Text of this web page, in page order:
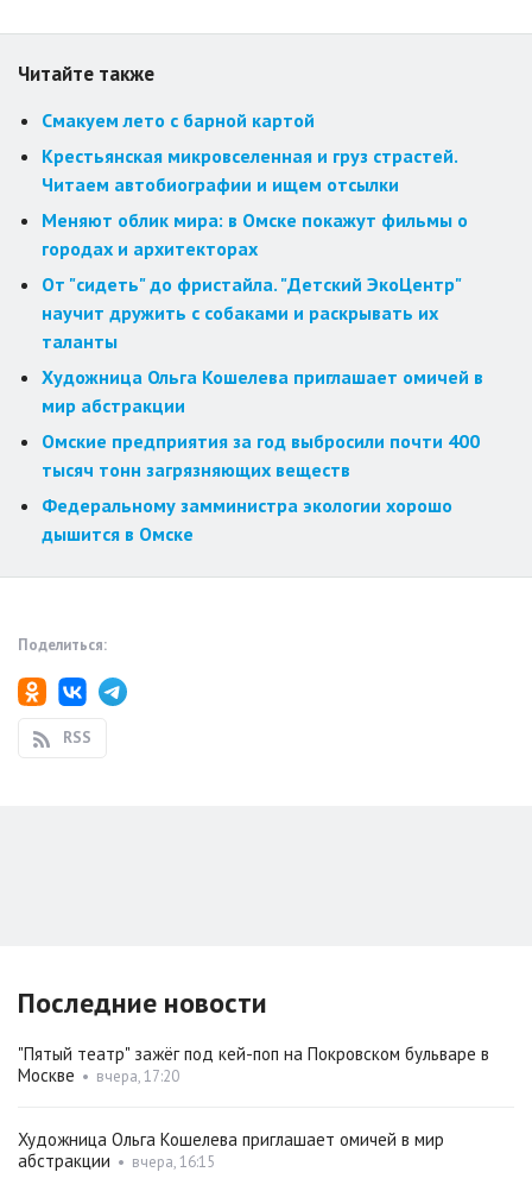
Читайте также
Смакуем лето с барной картой
Крестьянская микровселенная и груз страстей.
Читаем автобиографии и ищем отсылки
Меняют облик мира: в Омске покажут фильмы о
городах и архитекторах
От "сидеть" до фристайла. "Детский ЭкоЦентр"
научит дружить с собаками и раскрывать их
таланты
Художница Ольга Кошелева приглашает омичей в
мир абстракции
Омские предприятия за год выбросили почти 400
тысяч тонн загрязняющих веществ
Федеральному замминистра экологии хорошо
дышится в Омске
Поделиться:
RSS
Последние новости
"Пятый театр" зажёг под кей-поп на Покровском бульваре в
Москве • вчера, 17:20
Художница Ольга Кошелева приглашает омичей в мир
абстракции • вчера, 16:15